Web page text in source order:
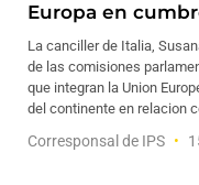
Europa en
La canciller de Italia,
de las comisiones
que integran la Union
del continente en relacion
Corresponsal de IPS